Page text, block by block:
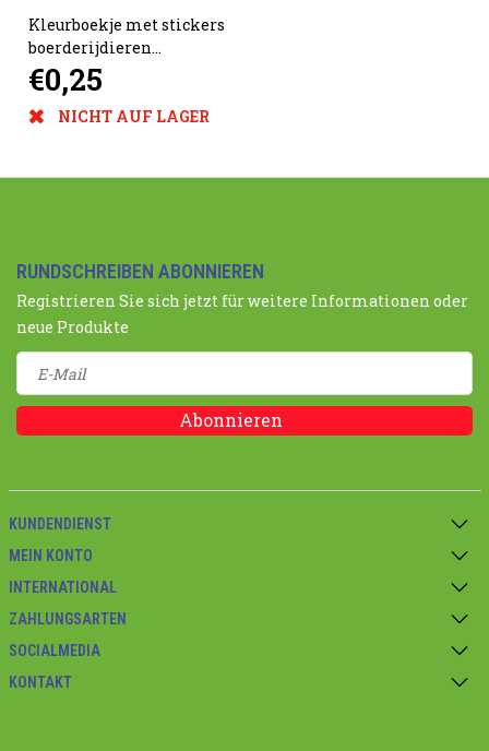
Kleurboekje met stickers
boerderijdieren
13x9.5cm
€0,25
NICHT AUF LAGER
RUNDSCHREIBEN ABONNIEREN
Registrieren Sie sich jetzt für weitere Informationen oder
neue Produkte
Abonnieren
KUNDENDIENST
MEIN KONTO
INTERNATIONAL
ZAHLUNGSARTEN
SOCIALMEDIA
KONTAKT